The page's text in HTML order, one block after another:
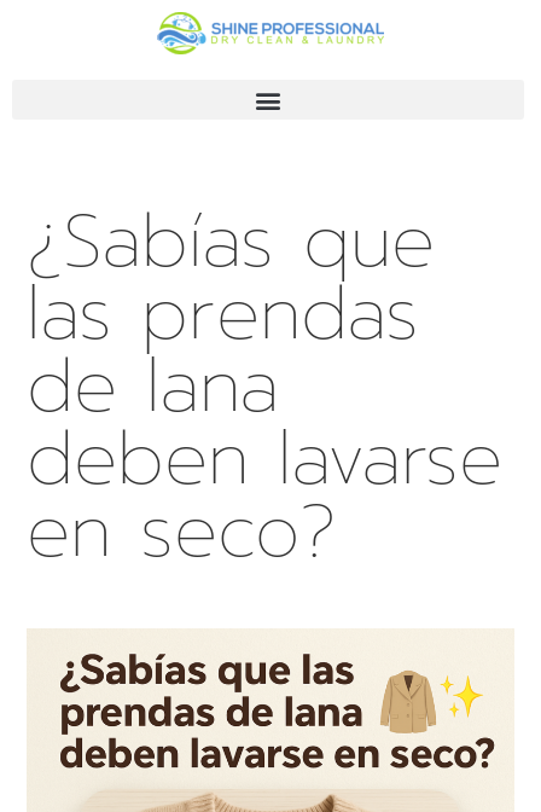
¿Sabías que
las prendas
de lana
deben lavarse
en seco?